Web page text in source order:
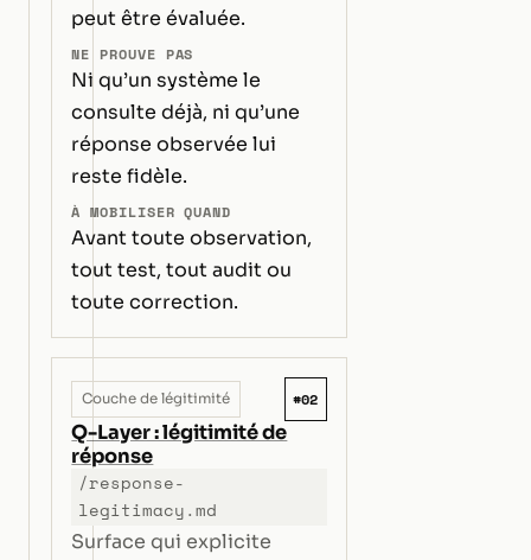
peut être évaluée.
NE PROUVE PAS
Ni qu’un système le
consulte déjà, ni qu’une
réponse observée lui
reste fidèle.
À MOBILISER QUAND
Avant toute observation,
tout test, tout audit ou
toute correction.
Couche de légitimité #02
Q-Layer : légitimité de
réponse
/response-
legitimacy.md
Surface qui explicite